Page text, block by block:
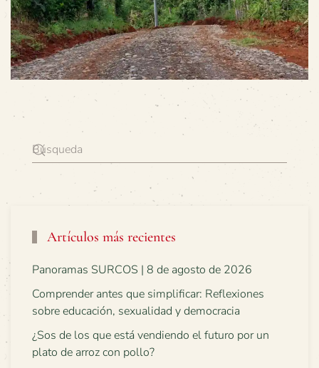
Artículos más recientes
Panoramas SURCOS | 8 de agosto de 2026
Comprender antes que simplificar: Reflexiones
sobre educación, sexualidad y democracia
¿Sos de los que está vendiendo el futuro por un
plato de arroz con pollo?